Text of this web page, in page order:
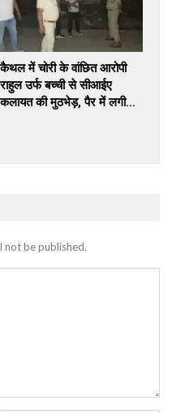
कैथल में चोरी के वांछित आरोपी
राहुल उर्फ बच्ची से सीआईए
कलायत की मुठभेड़, पैर में लगी…
not be published.